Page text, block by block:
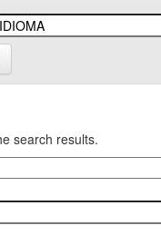
search results.